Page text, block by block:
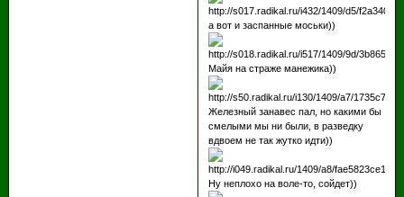
а вот и заспанные моськи))
Майя на страже манежика))
Железный занавес пал, но какими бы
смелыми мы ни были, в разведку
вдвоем не так жутко идти))
Ну неплохо на воле-то, сойдет))